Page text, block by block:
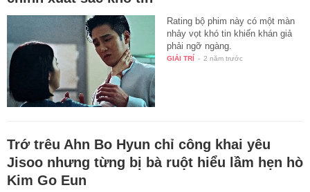
Rating bộ phim này có một màn
nhảy vọt khó tin khiến khán giả
phải ngỡ ngàng.
GIẢI TRÍ - 2 năm trước
Trớ trêu Ahn Bo Hyun chỉ công khai yêu
Jisoo nhưng từng bị bà ruột hiểu lầm hẹn hò
Kim Go Eun